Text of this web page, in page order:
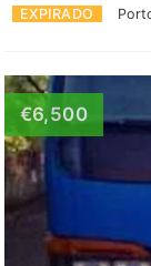
EXPIRADO
€6,500